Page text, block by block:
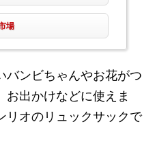
場
バンビちゃんやお花がつ
出かけなどに使えま
リオのリュックサックで